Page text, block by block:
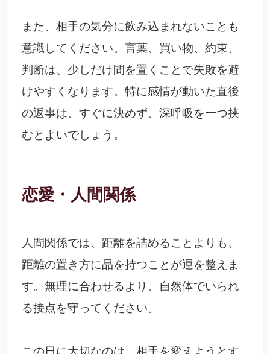
また、相手の気分に飲み込まれないことも
意識してください。言葉、買い物、約束、
判断は、少しだけ間を置くことで失敗を避
けやすくなります。特に感情が動いた直後
の返事は、すぐに決めず、深呼吸を一つ挟
むとよいでしょう。
恋愛・人間関係
人間関係では、距離を詰めることよりも、
距離の置き方に品を持つことが運を整えま
す。無理に合わせるより、自然体でいられ
る接点を守ってください。
この日に大切なのは、相手を変えようとす